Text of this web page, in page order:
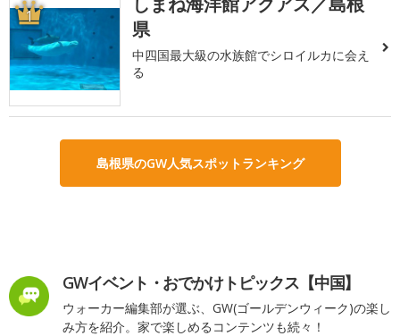
1
県
中四国最大級の水族館でシロイルカに会え
る
島根県のGW人気スポットランキング
GWイベント・おでかけトピックス【中国】
ウォーカー編集部が選ぶ、GW(ゴールデンウィーク)の楽し
み方を紹介。家で楽しめるコンテンツも続々！